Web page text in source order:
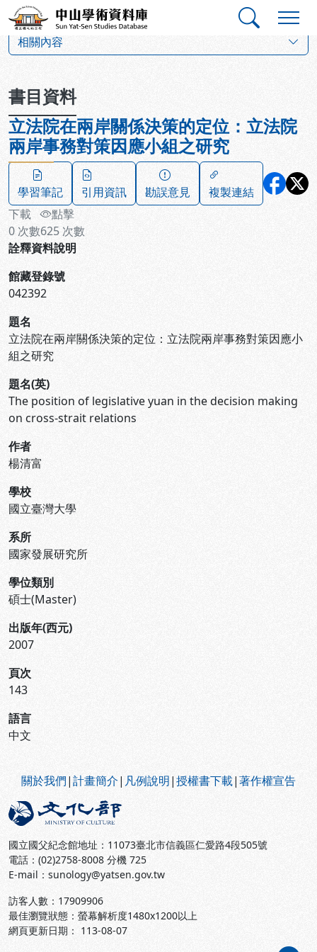
跳到主要內容
中山學術資料庫
相關內容
書目資料
立法院在兩岸關係決策的定位：立法院
兩岸事務對策因應小組之研究
學習筆記 引用資訊 勘誤意見
複製連結
下載
0 次數
點擊
625 次數
詮釋資料說明
館藏登錄號
042392
題名
立法院在兩岸關係決策的定位：立法院兩岸事務對策因應小
組之研究
題名(英)
The position of legislative yuan in the decision making
on cross-strait relations
作者
楊清富
學校
國立臺灣大學
系所
國家發展研究所
學位類別
碩士(Master)
出版年(西元)
2007
頁次
143
語言
中文
關於我們|計畫簡介| 凡例說明|授權書下載|著作權宣告
國立國父紀念館地址：11073臺北市信義區仁愛路4段505號
電話：(02)2758-8008 分機 725
E-mail：sunology@yatsen.gov.tw
訪客人數： 17909906
最佳瀏覽狀態：螢幕解析度1480x1200以上
網頁更新日期： 113-08-07